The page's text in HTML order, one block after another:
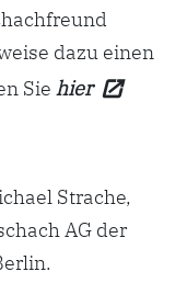
dazu einen
Sie hier
Strache,
AG der